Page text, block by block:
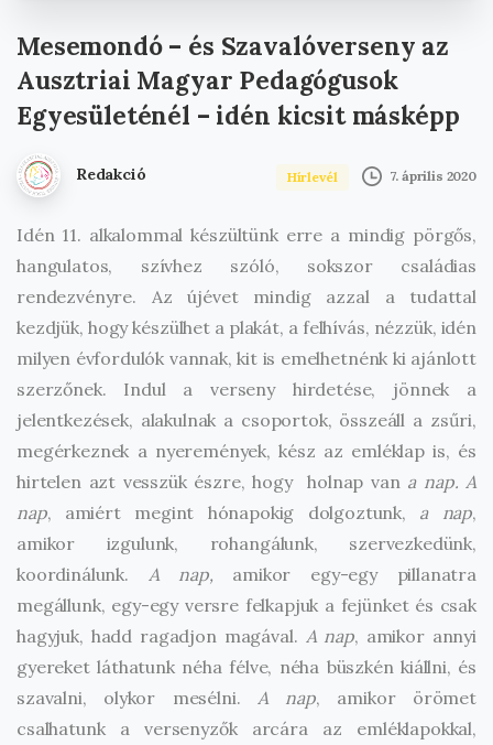
Mesemondó – és Szavalóverseny az
Ausztriai Magyar Pedagógusok
Egyesületénél – idén kicsit másképp
Redakció Hírlevél 7. április 2020
Idén 11. alkalommal készültünk erre a mindig pörgős,
hangulatos, szívhez szóló, sokszor családias
rendezvényre. Az újévet mindig azzal a tudattal
kezdjük, hogy készülhet a plakát, a felhívás, nézzük, idén
milyen évfordulók vannak, kit is emelhetnénk ki ajánlott
szerzőnek. Indul a verseny hirdetése, jönnek a
jelentkezések, alakulnak a csoportok, összeáll a zsűri,
megérkeznek a nyeremények, kész az emléklap is, és
hirtelen azt vesszük észre, hogy holnap van a nap. A
nap, amiért megint hónapokig dolgoztunk, a nap,
amikor izgulunk, rohangálunk, szervezkedünk,
koordinálunk. A nap, amikor egy-egy pillanatra
megállunk, egy-egy versre felkapjuk a fejünket és csak
hagyjuk, hadd ragadjon magával. A nap, amikor annyi
gyereket láthatunk néha félve, néha büszkén kiállni, és
szavalni, olykor mesélni.A nap, amikor örömet
csalhatunk a versenyzők arcára az emléklapokkal,